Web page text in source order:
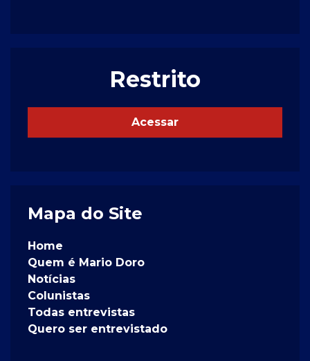
Restrito
Acessar
Mapa do Site
Home
Quem é Mario Doro
Notícias
Colunistas
Todas entrevistas
Quero ser entrevistado